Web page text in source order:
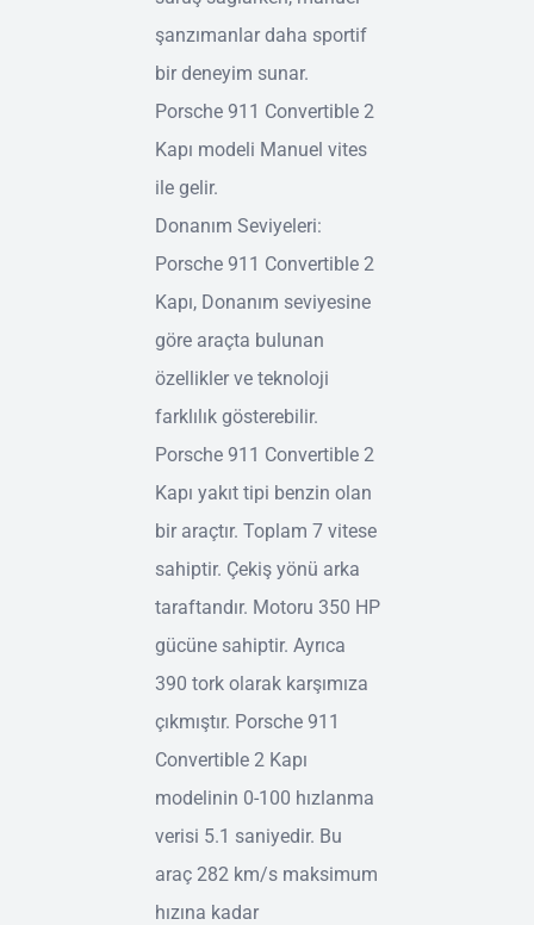
şanzımanlar daha sportif
bir deneyim sunar.
Porsche 911 Convertible 2
Kapı modeli Manuel vites
ile gelir.
Donanım Seviyeleri:
Porsche 911 Convertible 2
Kapı, Donanım seviyesine
göre araçta bulunan
özellikler ve teknoloji
farklılık gösterebilir.
Porsche 911 Convertible 2
Kapı yakıt tipi benzin olan
bir araçtır. Toplam 7 vitese
sahiptir. Çekiş yönü arka
taraftandır. Motoru 350 HP
gücüne sahiptir. Ayrıca
390 tork olarak karşımıza
çıkmıştır. Porsche 911
Convertible 2 Kapı
modelinin 0-100 hızlanma
verisi 5.1 saniyedir. Bu
araç 282 km/s maksimum
hızına kadar